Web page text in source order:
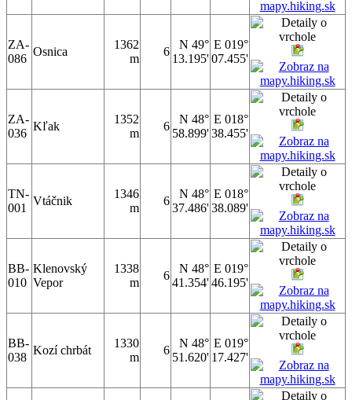
ZA-
086
Osnica
1362
m
6
N 49°
13.195'
E 019°
07.455'
ZA-
036
Kľak
1352
m
6
N 48°
58.899'
E 018°
38.455'
TN-
001
Vtáčnik
1346
m
6
N 48°
37.486'
E 018°
38.089'
BB-
010
Klenovský
Vepor
1338
m
6
N 48°
41.354'
E 019°
46.195'
BB-
038
Kozí chrbát
1330
m
6
N 48°
51.620'
E 019°
17.427'